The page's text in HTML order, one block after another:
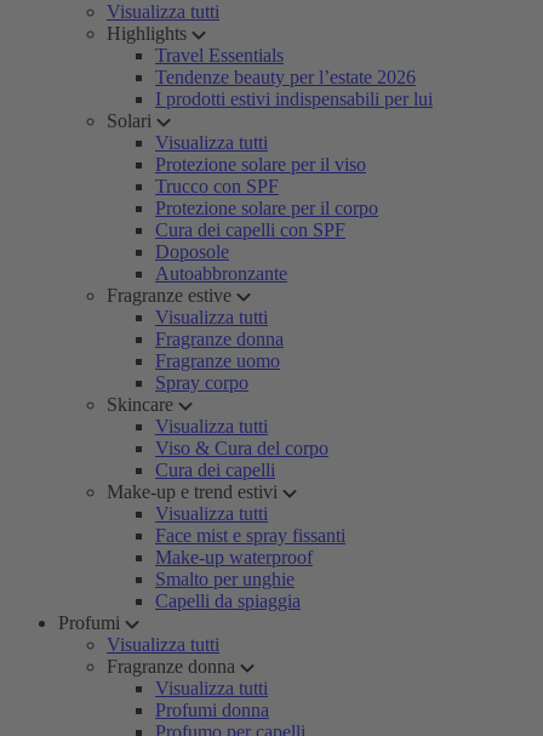
Visualizza tutti
Highlights
Travel Essentials
Tendenze beauty per l’estate 2026
I prodotti estivi indispensabili per lui
Solari
Visualizza tutti
Protezione solare per il viso
Trucco con SPF
Protezione solare per il corpo
Cura dei capelli con SPF
Doposole
Autoabbronzante
Fragranze estive
Visualizza tutti
Fragranze donna
Fragranze uomo
Spray corpo
Skincare
Visualizza tutti
Viso & Cura del corpo
Cura dei capelli
Make-up e trend estivi
Visualizza tutti
Face mist e spray fissanti
Make-up waterproof
Smalto per unghie
Capelli da spiaggia
Profumi
Visualizza tutti
Fragranze donna
Visualizza tutti
Profumi donna
Profumo per capelli